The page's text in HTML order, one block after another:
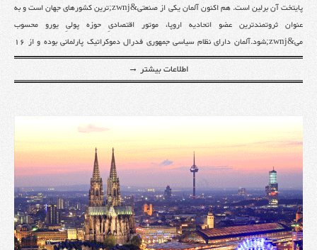
پایتخت آن برلین است. هم اکنون آلمان یکی از صنعتی&zwnj;ترین کشورهای جهان است و به
عنوان ثروتمندترین عضو اتحادیه اروپا، موتور اقتصادیِ حوزه پولیِ یورو محسوب
می&zwnj;شود.آلمان دارای نظام سیاسی جمهوری فدرال دموکراتیک پارلمانی بوده و از ۱۶
ایالت یا استان تشکیل شده است. این ایالت&zwnj;ها می&zwnj;توانند در برخی مسائل
مستقل عمل کنند. شهرهای بزرگ آلمان، برلین، هامبورگ، مونیخ و فرانکفورت
کشورهای متفق گرفت، توانست کشور را بازسازی کند. جمهوری فدرال آلمان هم&zwnj;اکنون
یکی از اعضای سازمان ملل متحد، ناتو، کشورهای گروه هشت و گروه پنج بوده و از بنیانگذاران
اتحادیه اروپا است. آلمان پس از جنگ جهانی و به طور سنتی به دو بخش آلمان شرقی و آلمان
غربی تقسیم می&zwnj;گردد. پس از برداشته شدن دیوار برلین، به قسمت شرقی آلمان به
طور رسمی ایالت&zwnj;های تازه و به قسمت&zwnj;های غربی کشور ایالت&zwnj;های
قدیمی می&zwnj;گویند.درباره آلمانپایتخت (بزرگترین شهر)برلین نام اهلیت آلمانی دولت نظام
پارلمانی جمهوری فدرالیسممجموع مساحت 357.386 کیلومتر مربعرتبه 62 در جهانجمعیت
آلمان(2017 تخمین)82.800.000رتبه 16 در جهانتراکم جمعیت ۲۲۶ نفر در هر
اطلاعات بیشتر →